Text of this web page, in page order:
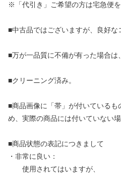
※「代引き」ご希望の方は宅急便を
■中古品ではございますが、良好な
■万が一品質に不備が有った場合は
■クリーニング済み。
■商品画像に「帯」が付いているも
め、実際の商品には付いていない場
■商品状態の表記につきまして
・非常に良い：
使用されてはいますが、